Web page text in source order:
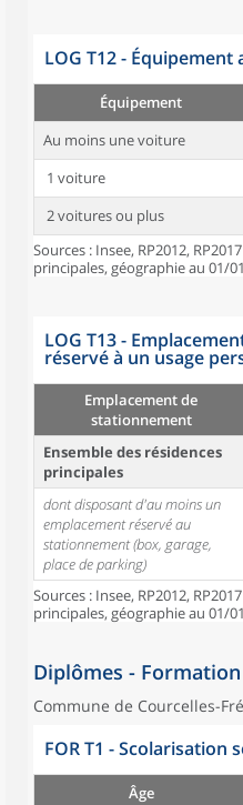
LOG T12 -
Équipement
Au moins une voiture
1 voiture
2 voitures ou plus
Sources : Insee, RP2012,
principales, géographie au 01/
LOG T13 -
réservé à un usage
Emplacement de
stationnement
Ensemble des résidences
principales
dont disposant d'au moins un
emplacement réservé au
stationnement (box, garage,
place de parking)
Sources : Insee, RP2012,
principales, géographie au 01/
Diplômes -
Commune de Courcelles-
FOR T1 - Scolarisation
Âge